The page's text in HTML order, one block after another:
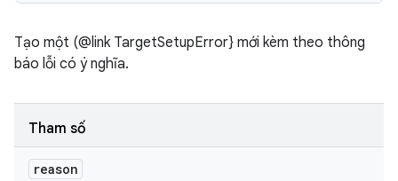
Tạo một (@link TargetSetupError} mới kèm theo thông
báo lỗi có ý nghĩa.
Tham số
reason